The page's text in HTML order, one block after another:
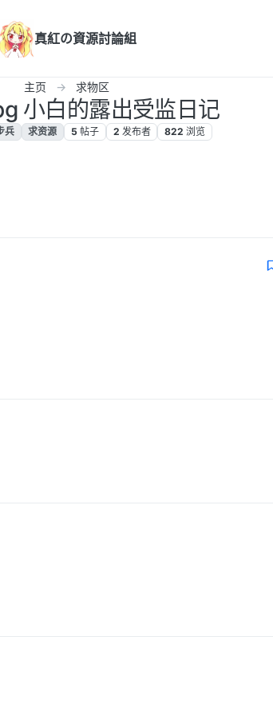
真紅の資源討論組
主页 求物区
小白的露出受监日记
兵 求资源 5 帖子 2 发布者 822 浏览